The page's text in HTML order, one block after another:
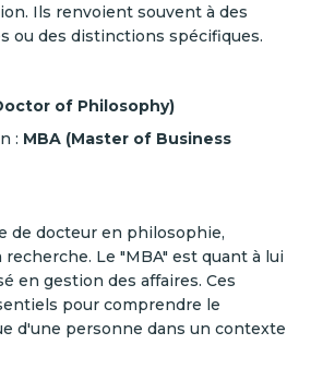
Ils renvoient souvent à des
ou des distinctions spécifiques.
of Philosophy)
: MBA (Master of Business
de docteur en philosophie,
recherche. Le "MBA" est quant à lui
en gestion des affaires. Ces
pour comprendre le
d'une personne dans un contexte